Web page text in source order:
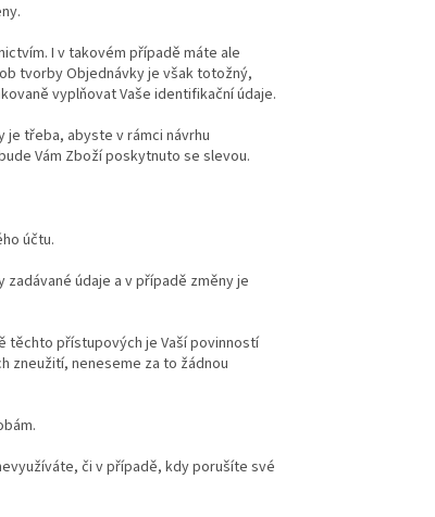
I v takovém případě máte ale
tvorby Objednávky je však totožný,
vyplňovat Vaše identifikační údaje.
je třeba, abyste v rámci návrhu
Vám Zboží poskytnuto se slevou.
účtu.
údaje a v případě změny je
těchto přístupových je Vaší povinností
zneužití, neneseme za to žádnou
či v případě, kdy porušíte své